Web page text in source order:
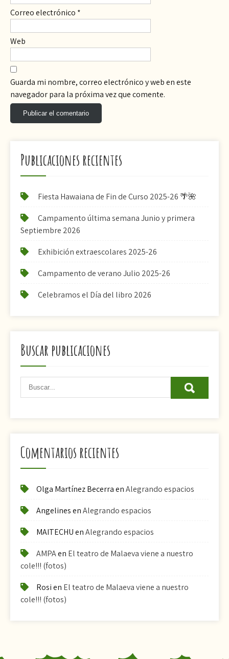
Correo electrónico *
Web
Guarda mi nombre, correo electrónico y web en este
navegador para la próxima vez que comente.
Publicaciones recientes
Fiesta Hawaiana de Fin de Curso 2025-26 🌴🌺
Campamento última semana Junio y primera
Septiembre 2026
Exhibición extraescolares 2025-26
Campamento de verano Julio 2025-26
Celebramos el Día del libro 2026
Buscar publicaciones
Comentarios recientes
Olga Martínez BecerraenAlegrando espacios
AngelinesenAlegrando espacios
MAITECHUenAlegrando espacios
AMPAen El teatro de Malaeva viene a nuestro
cole!!! (fotos)
Rosien El teatro de Malaeva viene a nuestro
cole!!! (fotos)